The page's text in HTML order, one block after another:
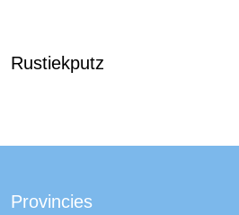
Rustiekputz
Provincies